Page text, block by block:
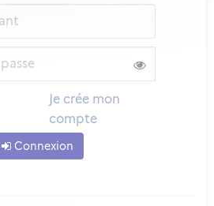
Je crée mon
compte
Connexion